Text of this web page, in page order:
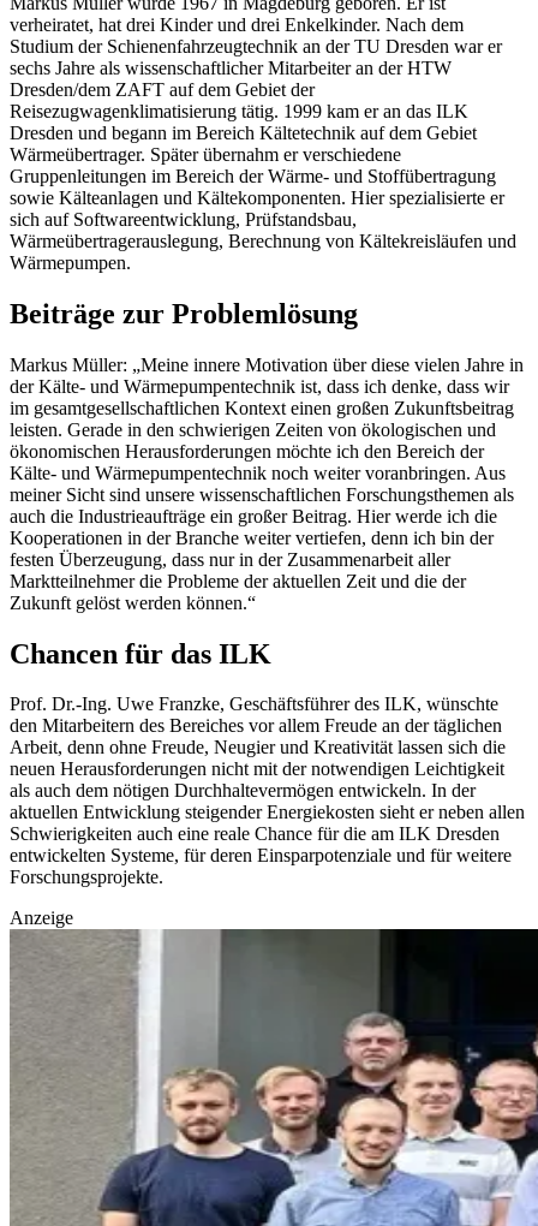
verheiratet, hat drei Kinder und drei Enkelkinder. Nach dem
Studium der Schienenfahrzeugtechnik an der TU Dresden war er
sechs Jahre als wissenschaftlicher Mitarbeiter an der HTW
Dresden/dem ZAFT auf dem Gebiet der
Reisezugwagenklimatisierung tätig. 1999 kam er an das ILK
Dresden und begann im Bereich Kältetechnik auf dem Gebiet
Wärmeübertrager. Später übernahm er verschiedene
Gruppenleitungen im Bereich der Wärme- und Stoffübertragung
sowie Kälteanlagen und Kältekomponenten. Hier spezialisierte er
sich auf Softwareentwicklung, Prüfstandsbau,
Wärmeübertragerauslegung, Berechnung von Kältekreisläufen und
Wärmepumpen.
Beiträge zur Problemlösung
Markus Müller: „Meine innere Motivation über diese vielen Jahre in
der Kälte- und Wärmepumpentechnik ist, dass ich denke, dass wir
im gesamtgesellschaftlichen Kontext einen großen Zukunftsbeitrag
leisten. Gerade in den schwierigen Zeiten von ökologischen und
ökonomischen Herausforderungen möchte ich den Bereich der
Kälte- und Wärmepumpentechnik noch weiter voranbringen. Aus
meiner Sicht sind unsere wissenschaftlichen Forschungsthemen als
auch die Industrieaufträge ein großer Beitrag. Hier werde ich die
Kooperationen in der Branche weiter vertiefen, denn ich bin der
festen Überzeugung, dass nur in der Zusammenarbeit aller
Marktteilnehmer die Probleme der aktuellen Zeit und die der
Zukunft gelöst werden können.“
Chancen für das ILK
Prof. Dr.-Ing. Uwe Franzke, Geschäftsführer des ILK, wünschte
den Mitarbeitern des Bereiches vor allem Freude an der täglichen
Arbeit, denn ohne Freude, Neugier und Kreativität lassen sich die
neuen Herausforderungen nicht mit der notwendigen Leichtigkeit
als auch dem nötigen Durchhaltevermögen entwickeln. In der
aktuellen Entwicklung steigender Energiekosten sieht er neben allen
Schwierigkeiten auch eine reale Chance für die am ILK Dresden
entwickelten Systeme, für deren Einsparpotenziale und für weitere
Forschungsprojekte.
Anzeige